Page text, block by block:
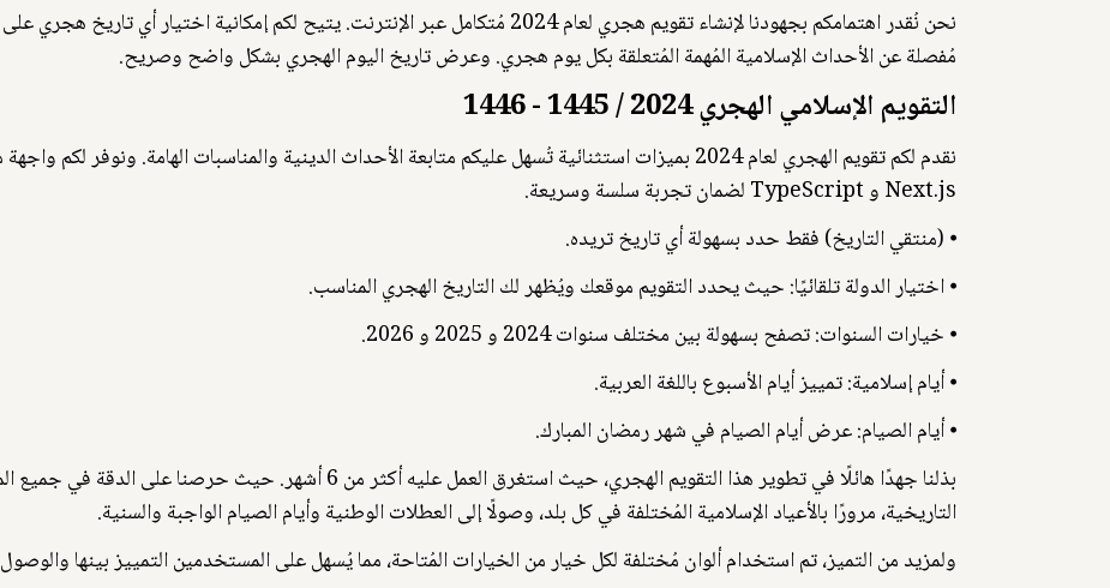
مُفصلة عن الأحداث الإسلامية المُهمة المُتعلقة بكل يوم هجري. وعرض تاريخ اليوم الهجري بشكل واضح وصريح.
التقويم الإسلامي الهجري 2024 / 1445 - 1446
Next.js و TypeScript لضمان تجربة سلسة وسريعة.
⦁ (منتقي التاريخ) فقط حدد بسهولة أي تاريخ تريده.
⦁ اختيار الدولة تلقائيًا: حيث يحدد التقويم موقعك ويُظهر لك التاريخ الهجري المناسب.
⦁ خيارات السنوات: تصفح بسهولة بين مختلف سنوات 2024 و 2025 و 2026.
⦁ أيام إسلامية: تمييز أيام الأسبوع باللغة العربية.
⦁ أيام الصيام: عرض أيام الصيام في شهر رمضان المبارك.
بذلنا جهدًا هائلًا في تطوير هذا التقويم الهجري، حيث استغرق العمل عليه أكثر
التاريخية، مرورًا بالأعياد الإسلامية المُختلفة في كل بلد، وصولًا إلى العطلات الوطنية وأيام الصيام الواجبة والسنية.
ولمزيد من التميز، تم استخدام ألوان مُختلفة لكل خيار من الخيارات المُتاحة، مما يُسهل على المستخدمين التمييز بينها